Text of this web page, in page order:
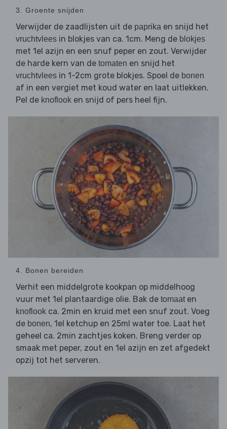
3. Groente snijden
Verwijder de zaadlijsten uit de paprika en snijd het
vruchtvlees in blokjes van ca. 1cm. Meng de blokjes
met 1el azijn en een snuf peper en zout. Verwijder
de harde kern van de tomaten en snijd het
vruchtvlees in 1-2cm grote blokjes. Spoel de bonen
af in een vergiet met koud water en laat uitlekken.
Pel de knoflook en snijd of pers heel fijn.
4. Bonen bereiden
Verhit een middelgrote kookpan op middelhoog
vuur met 1el plantaardige olie. Bak de tomaat en
knoflook ca. 2min en kruid met een snuf zout. Voeg
de bonen, 1el ketchup en 25ml water toe. Laat het
geheel ca. 2min zachtjes koken. Breng verder op
smaak met peper, zout en 1el azijn en zet afgedekt
opzij tot het serveren.